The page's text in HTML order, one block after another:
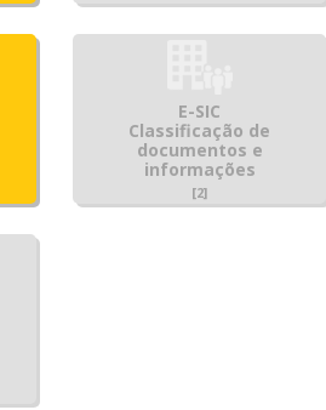
E-SIC
Classificação de
documentos e
informações
[2]